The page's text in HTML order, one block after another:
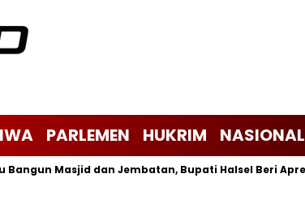
PARLEMEN HUKRIM NASIONAL
Masjid dan Jembatan, Bupati Halsel Beri Apresiasi